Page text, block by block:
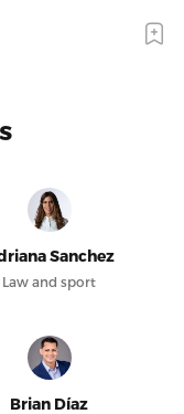
Sanchez
Law and sport
Brian Díaz